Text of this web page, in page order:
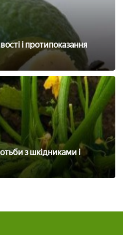
і протипоказання
з шкідниками і